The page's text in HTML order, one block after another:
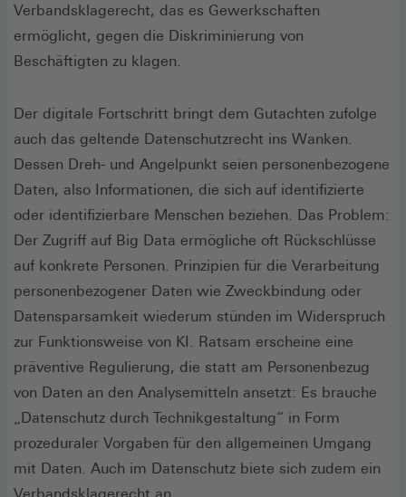
Verbandsklagerecht, das es Gewerkschaften
ermöglicht, gegen die Diskriminierung von
Beschäftigten zu klagen.
Der digitale Fortschritt bringt dem Gutachten zufolge
auch das geltende Datenschutzrecht ins Wanken.
Dessen Dreh- und Angelpunkt seien personenbezogene
Daten, also Informationen, die sich auf identifizierte
oder identifizierbare Menschen beziehen. Das Problem:
Der Zugriff auf Big Data ermögliche oft Rückschlüsse
auf konkrete Personen. Prinzipien für die Verarbeitung
personenbezogener Daten wie Zweckbindung oder
Datensparsamkeit wiederum stünden im Widerspruch
zur Funktionsweise von KI. Ratsam erscheine eine
präventive Regulierung, die statt am Personenbezug
von Daten an den Analysemitteln ansetzt: Es brauche
„Datenschutz durch Technikgestaltung“ in Form
prozeduraler Vorgaben für den allgemeinen Umgang
mit Daten. Auch im Datenschutz biete sich zudem ein
Verbandsklagerecht an.